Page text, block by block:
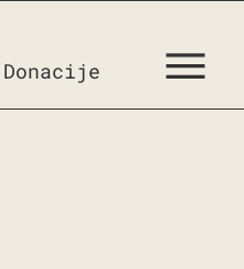
Donacije